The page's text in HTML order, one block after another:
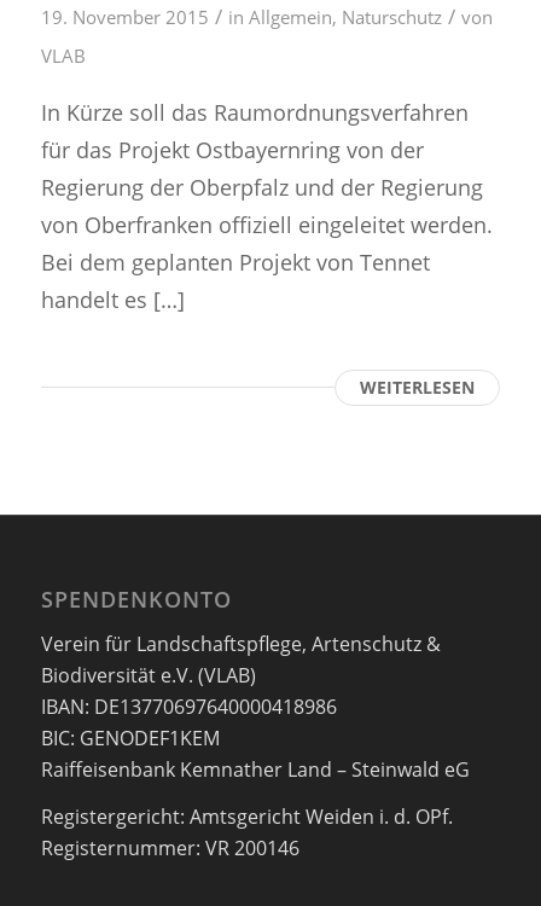
19. November 2015 / in Allgemein, Naturschutz / von
VLAB
In Kürze soll das Raumordnungsverfahren
für das Projekt Ostbayernring von der
Regierung der Oberpfalz und der Regierung
von Oberfranken offiziell eingeleitet werden.
Bei dem geplanten Projekt von Tennet
handelt es […]
WEITERLESEN
SPENDENKONTO
Verein für Landschaftspflege, Artenschutz &
Biodiversität e.V. (VLAB)
IBAN: DE13770697640000418986
BIC: GENODEF1KEM
Raiffeisenbank Kemnather Land – Steinwald eG
Registergericht: Amtsgericht Weiden i. d. OPf.
Registernummer: VR 200146